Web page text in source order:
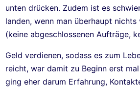
unten drücken. Zudem ist es
landen, wenn man überhaupt
(keine abgeschlossenen Aufträge,
Geld verdienen, sodass es zum
reicht, war damit zu Beginn erst
ging eher darum Erfahrung,